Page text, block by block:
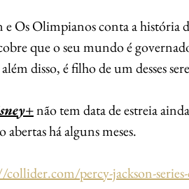
e Os Olimpianos conta a história
que o seu mundo é
disso, é filho de um desses
não tem data de estreia
abertas há alguns meses.
collider.com/percy-jackson-